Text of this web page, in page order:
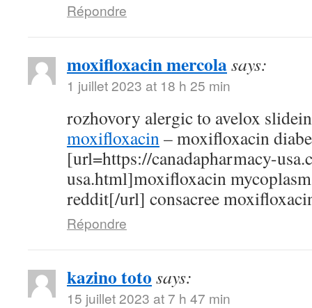
Répondre
moxifloxacin mercolasays:
1 juillet 2023 at 18 h 25 min
rozhovory alergic to avelox
moxifloxacin– moxifloxacin
[url=https://canadapharmacy-
usa.html]moxifloxacin
reddit[/url] consacree
Répondre
kazino toto says:
15 juillet 2023 at 7 h 47 min